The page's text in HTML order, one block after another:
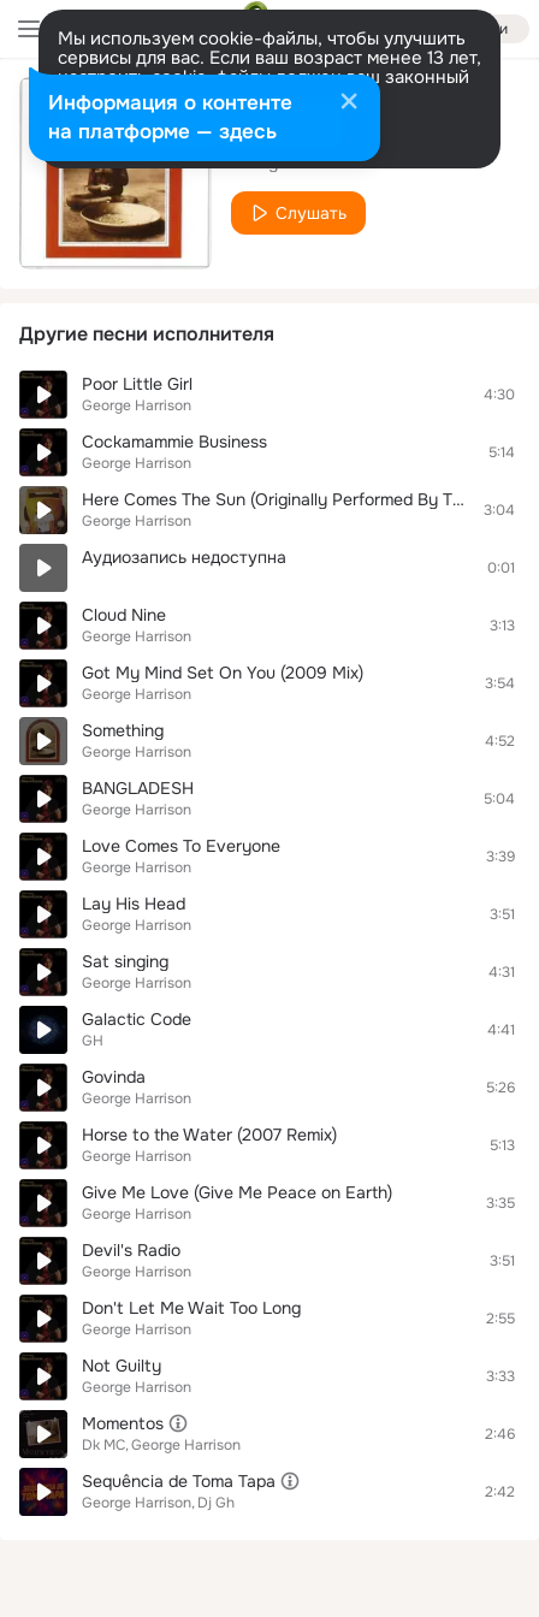
Войти
Мы используем cookie-файлы, чтобы улучшить
сервисы для вас. Если ваш возраст менее 13 лет,
настроить cookie-файлы должен ваш законный
представитель. Больше информации
Разрешить все Настроить
Bangla Desh
George Harrison
Слушать
Другие песни исполнителя
Poor Little Girl
George Harrison
4:30
Cockamammie Business
George Harrison
5:14
Here Comes The Sun (Originally Performed By The Beatles) (Karaoke Version)
George Harrison
3:04
Аудиозапись недоступна 0:01
Cloud Nine
George Harrison
3:13
Got My Mind Set On You (2009 Mix)
George Harrison
3:54
Something
George Harrison
4:52
BANGLADESH
George Harrison
5:04
Love Comes To Everyone
George Harrison
3:39
Lay His Head
George Harrison
3:51
Sat singing
George Harrison
4:31
Galactic Code
GH
4:41
Govinda
George Harrison
5:26
Horse to the Water (2007 Remix)
George Harrison
5:13
Give Me Love (Give Me Peace on Earth)
George Harrison
3:35
Devil's Radio
George Harrison
3:51
Don't Let Me Wait Too Long
George Harrison
2:55
Not Guilty
George Harrison
3:33
Momentos
Dk MC George Harrison
2:46
Sequência de Toma Tapa
George Harrison Dj Gh
2:42
Информация о контенте
на платформе — здесь